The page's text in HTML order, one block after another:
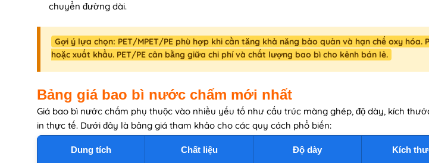
chuyển đường dài.
Gợi ý lựa chọn: PET/MPET/PE phù hợp khi cần tăng khả năng bảo quản và hạn chế oxy hóa.
hoặc xuất khẩu. PET/PE cân bằng giữa chi phí và chất lượng bao bì cho kênh bán lẻ.
Bảng giá bao bì nước chấm mới nhất
Giá bao bì nước chấm phụ thuộc vào nhiều yếu tố như cấu trúc màng ghép, độ dày, kích
in thực tế. Dưới đây là bảng giá tham khảo cho các quy cách phổ biến:
Dung tích Chất liệu Độ dày Kích